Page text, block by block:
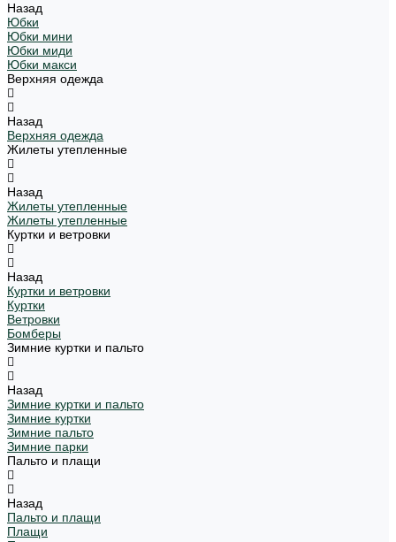
Назад
Юбки
Юбки мини
Юбки миди
Юбки макси
Верхняя одежда
Назад
Верхняя одежда
Жилеты утепленные
Назад
Жилеты утепленные
Жилеты утепленные
Куртки и ветровки
Назад
Куртки и ветровки
Куртки
Ветровки
Бомберы
Зимние куртки и пальто
Назад
Зимние куртки и пальто
Зимние куртки
Зимние пальто
Зимние парки
Пальто и плащи
Назад
Пальто и плащи
Плащи